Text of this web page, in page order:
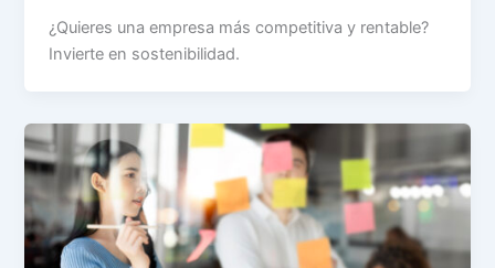
¿Quieres una empresa más competitiva y rentable?
Invierte en sostenibilidad.